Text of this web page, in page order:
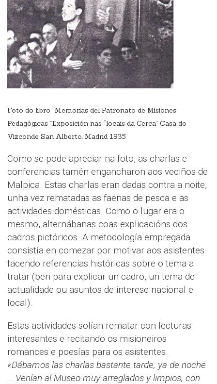
Foto do libro “Memorias del Patronato de Misiones
Pedagógicas ”Exposición nas “locais da Cerca” Casa do
Vizconde San Alberto. Madrid 1935
Como se pode apreciar na foto, as charlas e
conferencias tamén engancharon aos veciños de
Malpica. Estas charlas eran dadas contra a noite,
unha vez rematadas as faenas de pesca e as
actividades domésticas. Como o lugar era o
mesmo, alternábanas coas explicacións dos
cadros pictóricos. A metodología empregada
consistía en comezar por motivar aos asistentes
facendo referencias históricas sobre o tema a
tratar (ben para explicar un cadro, un tema de
actualidade ou asuntos de interese nacional e
local).
Estas actividades solían rematar con lecturas
interesantes e recitando os misioneiros
romances e poesías para os asistentes.
«Dábamos las charlas bastante tarde, ya de noche
... Venían al Museo muy arreglados y limpios, con